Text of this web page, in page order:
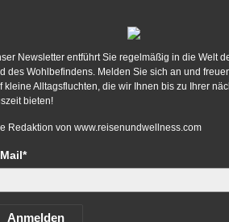
Newsletter entführt Sie regelmäßig in die Welt
des Wohlbefindens. Melden Sie sich an und
kleine Alltagsfluchten, die wir Ihnen bis zu Ihrer
bieten!
Redaktion von www.reisenundwellness.com
Anmelden